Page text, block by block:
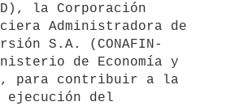
la Corporación
Administradora de
S.A. (CONAFIN-
de Economía y
para contribuir a la
del